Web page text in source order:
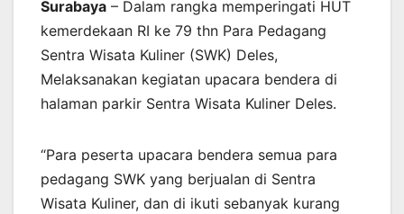
Surabaya – Dalam rangka memperingati HUT
kemerdekaan RI ke 79 thn Para Pedagang
Sentra Wisata Kuliner (SWK) Deles,
Melaksanakan kegiatan upacara bendera di
halaman parkir Sentra Wisata Kuliner Deles.
“Para peserta upacara bendera semua para
pedagang SWK yang berjualan di Sentra
Wisata Kuliner, dan di ikuti sebanyak kurang